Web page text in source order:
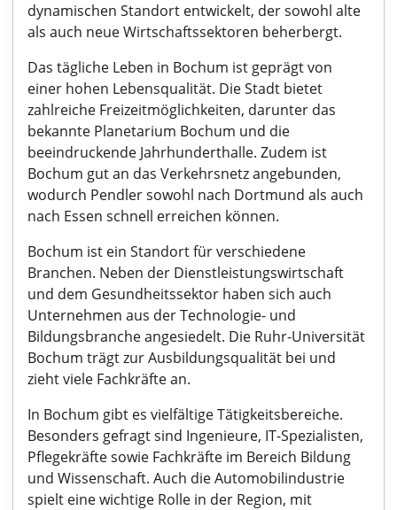
dynamischen Standort entwickelt, der sowohl alte
als auch neue Wirtschaftssektoren beherbergt.
Das tägliche Leben in Bochum ist geprägt von
einer hohen Lebensqualität. Die Stadt bietet
zahlreiche Freizeitmöglichkeiten, darunter das
bekannte Planetarium Bochum und die
beeindruckende Jahrhunderthalle. Zudem ist
Bochum gut an das Verkehrsnetz angebunden,
wodurch Pendler sowohl nach Dortmund als auch
nach Essen schnell erreichen können.
Bochum ist ein Standort für verschiedene
Branchen. Neben der Dienstleistungswirtschaft
und dem Gesundheitssektor haben sich auch
Unternehmen aus der Technologie- und
Bildungsbranche angesiedelt. Die Ruhr-Universität
Bochum trägt zur Ausbildungsqualität bei und
zieht viele Fachkräfte an.
In Bochum gibt es vielfältige Tätigkeitsbereiche.
Besonders gefragt sind Ingenieure, IT-Spezialisten,
Pflegekräfte sowie Fachkräfte im Bereich Bildung
und Wissenschaft. Auch die Automobilindustrie
spielt eine wichtige Rolle in der Region, mit